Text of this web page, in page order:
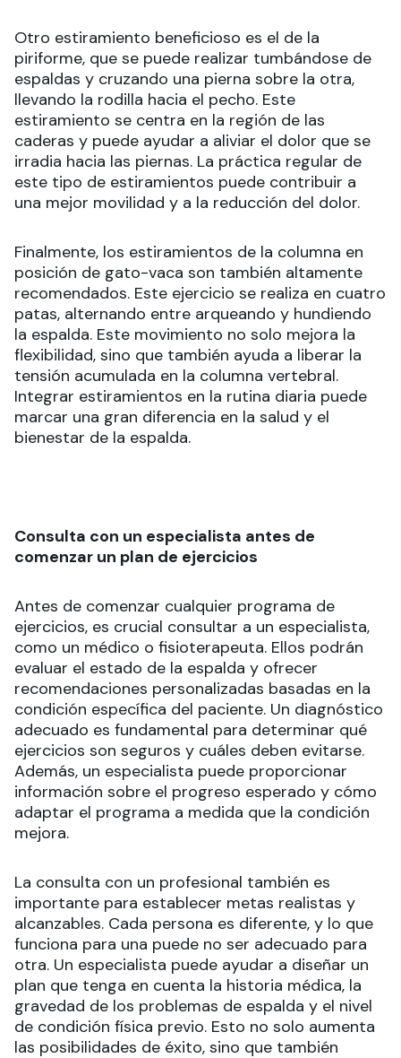
Otro estiramiento beneficioso es el de la
piriforme, que se puede realizar tumbándose de
espaldas y cruzando una pierna sobre la otra,
llevando la rodilla hacia el pecho. Este
estiramiento se centra en la región de las
caderas y puede ayudar a aliviar el dolor que se
irradia hacia las piernas. La práctica regular de
este tipo de estiramientos puede contribuir a
una mejor movilidad y a la reducción del dolor.
Finalmente, los estiramientos de la columna en
posición de gato-vaca son también altamente
recomendados. Este ejercicio se realiza en cuatro
patas, alternando entre arqueando y hundiendo
la espalda. Este movimiento no solo mejora la
flexibilidad, sino que también ayuda a liberar la
tensión acumulada en la columna vertebral.
Integrar estiramientos en la rutina diaria puede
marcar una gran diferencia en la salud y el
bienestar de la espalda.
Consulta con un especialista antes de
comenzar un plan de ejercicios
Antes de comenzar cualquier programa de
ejercicios, es crucial consultar a un especialista,
como un médico o fisioterapeuta. Ellos podrán
evaluar el estado de la espalda y ofrecer
recomendaciones personalizadas basadas en la
condición específica del paciente. Un diagnóstico
adecuado es fundamental para determinar qué
ejercicios son seguros y cuáles deben evitarse.
Además, un especialista puede proporcionar
información sobre el progreso esperado y cómo
adaptar el programa a medida que la condición
mejora.
La consulta con un profesional también es
importante para establecer metas realistas y
alcanzables. Cada persona es diferente, y lo que
funciona para una puede no ser adecuado para
otra. Un especialista puede ayudar a diseñar un
plan que tenga en cuenta la historia médica, la
gravedad de los problemas de espalda y el nivel
de condición física previo. Esto no solo aumenta
las posibilidades de éxito, sino que también